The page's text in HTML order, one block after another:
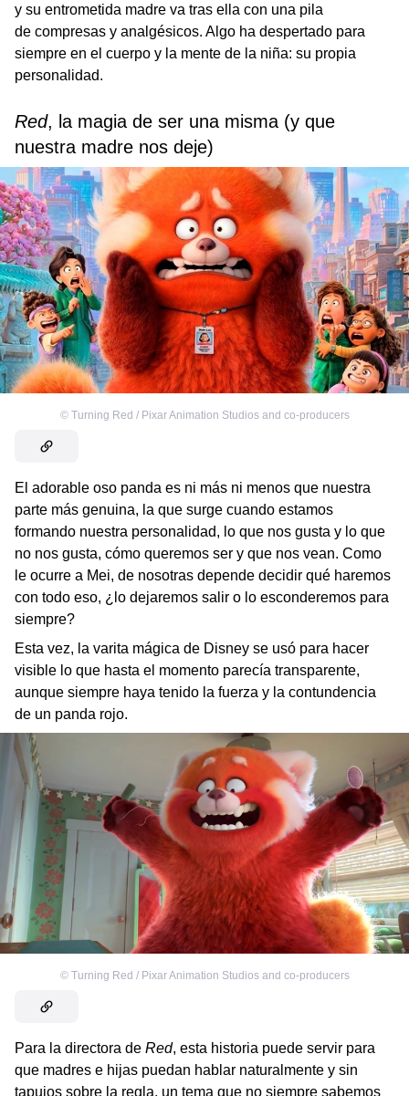
y su entrometida madre va tras ella con una pila
de compresas y analgésicos. Algo ha despertado para
siempre en el cuerpo y la mente de la niña: su propia
personalidad.
Red, la magia de ser una misma (y que
nuestra madre nos deje)
© Turning Red / Pixar Animation Studios and co-producers
El adorable oso panda es ni más ni menos que nuestra
parte más genuina, la que surge cuando estamos
formando nuestra personalidad, lo que nos gusta y lo que
no nos gusta, cómo queremos ser y que nos vean. Como
le ocurre a Mei, de nosotras depende decidir qué haremos
con todo eso, ¿lo dejaremos salir o lo esconderemos para
siempre?
Esta vez, la varita mágica de Disney se usó para hacer
visible lo que hasta el momento parecía transparente,
aunque siempre haya tenido la fuerza y la contundencia
de un panda rojo.
© Turning Red / Pixar Animation Studios and co-producers
Para la directora de Red, esta historia puede servir para
que madres e hijas puedan hablar naturalmente y sin
tapujos sobre la regla, un tema que no siempre sabemos